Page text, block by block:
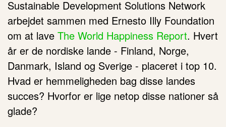
Sustainable Development Solutions Network
arbejdet sammen med Ernesto Illy Foundation
om at lave The World Happiness Report. Hvert
år er de nordiske lande - Finland, Norge,
Danmark, Island og Sverige - placeret i top 10.
Hvad er hemmeligheden bag disse landes
succes? Hvorfor er lige netop disse nationer så
glade?